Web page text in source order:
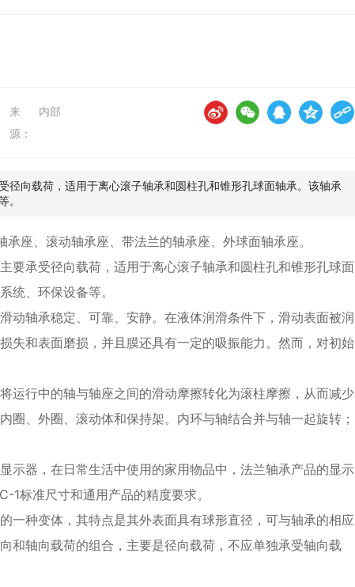
来
源：
内部
径向载荷，适用于离心滚子轴承和圆柱孔和锥形孔球面轴承。该轴承
。
、滚动轴承座、带法兰的轴承座、外球面轴承座。
承受径向载荷，适用于离心滚子轴承和圆柱孔和锥形孔球面
统、环保设备等。
轴承稳定、可靠、安静。在液体润滑条件下，滑动表面被润
失和表面磨损，并且膜还具有一定的吸振能力。然而，对初始
行中的轴与轴座之间的滑动摩擦转化为滚柱摩擦，从而减少
圈、外圈、滚动体和保持架。内环与轴结合并与轴一起旋转；
器，在日常生活中使用的家用物品中，法兰轴承产品的显示
1标准尺寸和通用产品的精度要求。
种变体，其特点是其外表面具有球形直径，可与轴承的相应
和轴向载荷的组合，主要是径向载荷，不应单独承受轴向载